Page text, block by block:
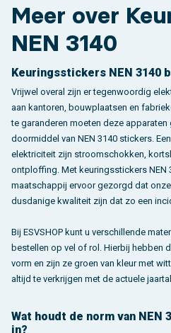
Meer over
NEN 3140
Keuringsstickers NEN 3140
Vrijwel overal zijn er tegenwoordig
aan kantoren, bouwplaatsen en
te garanderen moeten deze
doormiddel van NEN 3140 stickers.
elektriciteit zijn stroomschokken,
ontploffing. Met keuringsstickers NEN
maatschappij ervoor gezorgd dat
dusdanige kwaliteit zijn dat zo een
Bij ESVSHOP kunt u verschillende
bestellen op vel of rol. Hierbij hebben
vorm en zijn ze groen van kleur met
altijd te verkrijgen met de actuele
Wat houdt de norm van
in?